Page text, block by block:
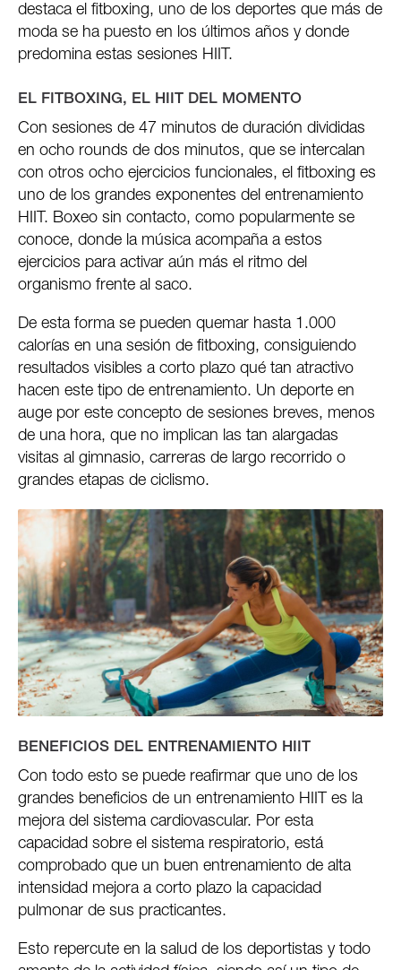
destaca el fitboxing, uno de los deportes que más de
moda se ha puesto en los últimos años y donde
predomina estas sesiones HIIT.
EL FITBOXING, EL HIIT DEL MOMENTO
Con sesiones de 47 minutos de duración divididas
en ocho rounds de dos minutos, que se intercalan
con otros ocho ejercicios funcionales, el fitboxing es
uno de los grandes exponentes del entrenamiento
HIIT. Boxeo sin contacto, como popularmente se
conoce, donde la música acompaña a estos
ejercicios para activar aún más el ritmo del
organismo frente al saco.
De esta forma se pueden quemar hasta 1.000
calorías en una sesión de fitboxing, consiguiendo
resultados visibles a corto plazo qué tan atractivo
hacen este tipo de entrenamiento. Un deporte en
auge por este concepto de sesiones breves, menos
de una hora, que no implican las tan alargadas
visitas al gimnasio, carreras de largo recorrido o
grandes etapas de ciclismo.
BENEFICIOS DEL ENTRENAMIENTO HIIT
Con todo esto se puede reafirmar que uno de los
grandes beneficios de un entrenamiento HIIT es la
mejora del sistema cardiovascular. Por esta
capacidad sobre el sistema respiratorio, está
comprobado que un buen entrenamiento de alta
intensidad mejora a corto plazo la capacidad
pulmonar de sus practicantes.
Esto repercute en la salud de los deportistas y todo